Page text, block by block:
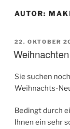
AUTOR:
AM
22. OKTOBER
Sie suchen
Weihnachts-
Bedingt durch
Ihnen ein sehr